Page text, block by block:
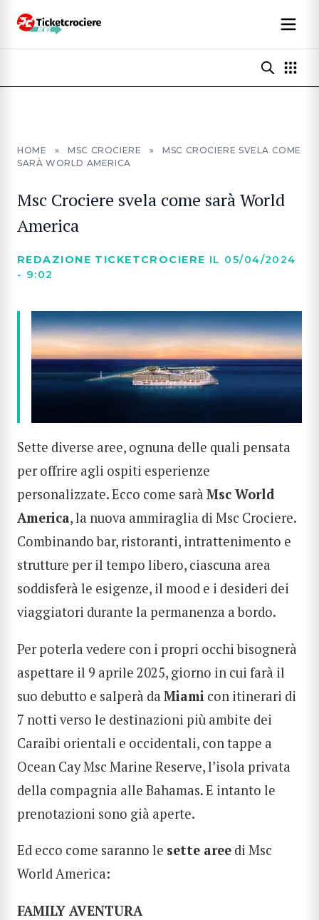
HOME » MSC CROCIERE »
MSC CROCIERE SVELA COME
SARÀ WORLD AMERICA
Msc Crociere svela come sarà World
America
REDAZIONE TICKETCROCIERE IL 05/04/2024
- 9:02
Sette diverse aree, ognuna delle quali pensata
per offrire agli ospiti esperienze
personalizzate. Ecco come sarà Msc World
America, la nuova ammiraglia di Msc Crociere.
Combinando bar, ristoranti, intrattenimento e
strutture per il tempo libero, ciascuna area
soddisferà le esigenze, il mood e i desideri dei
viaggiatori durante la permanenza a bordo.
Per poterla vedere con i propri occhi bisognerà
aspettare il 9 aprile 2025, giorno in cui farà il
suo debutto e salperà da Miami con itinerari di
7 notti verso le destinazioni più ambite dei
Caraibi orientali e occidentali, con tappe a
Ocean Cay Msc Marine Reserve, l’isola privata
della compagnia alle Bahamas. E intanto le
prenotazioni sono già aperte.
Ed ecco come saranno le sette aree di Msc
World America:
FAMILY AVENTURA